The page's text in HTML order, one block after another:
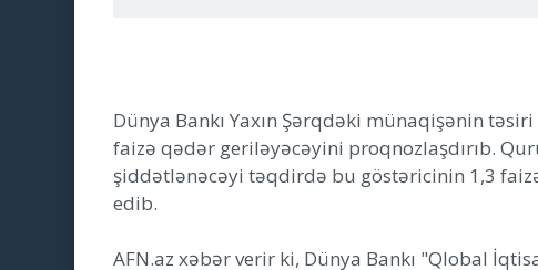
Dünya Bankı Yaxın Şərqdəki münaqişənin
faizə qədər geriləyəcəyini proqnozlaşdırıb.
şiddətlənəcəyi təqdirdə bu göstəricinin 1,3
edib.
AFN.az xəbər verir ki, Dünya Bankı "Qlobal